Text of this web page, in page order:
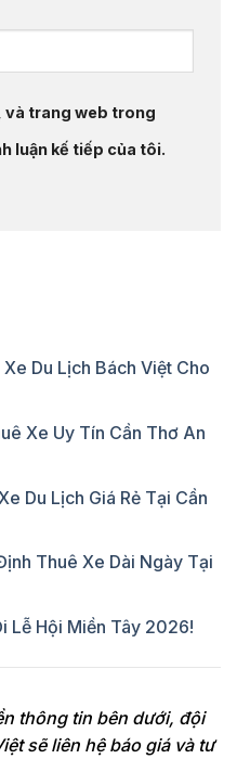
và trang web trong
luận kế tiếp của tôi.
Du Lịch Bách Việt Cho
Xe Uy Tín Cần Thơ An
Du Lịch Giá Rẻ Tại Cần
Thuê Xe Dài Ngày Tại
Lễ Hội Miền Tây 2026!
thông tin bên dưới, đội
sẽ liên hệ báo giá và tư